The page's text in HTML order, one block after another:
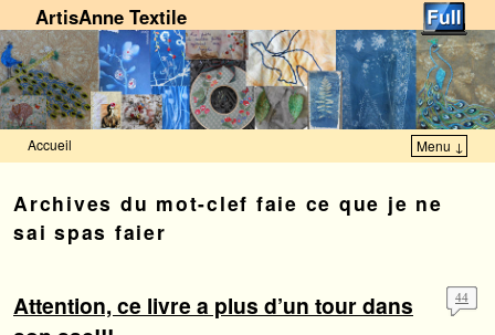
ArtisAnne Textile
Accueil Menu ↓
Archives du mot-clef faie ce que je ne
sai spas faier
Attention, ce livre a plus d’un tour dans
44